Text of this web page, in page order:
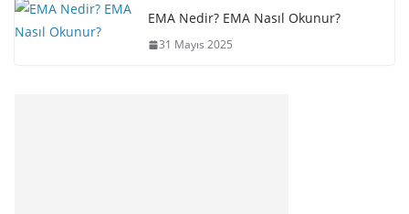
EMA Nedir? EMA Nasıl Okunur?
31 Mayıs 2025